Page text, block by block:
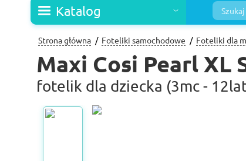
Katalog
Strona główna Foteliki samochodowe Foteliki dla
Maxi Cosi Pearl XL
fotelik dla dziecka (3mc -